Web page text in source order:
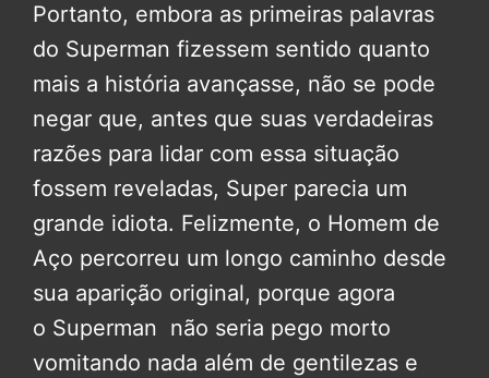
Portanto, embora as primeiras palavras
do Superman fizessem sentido quanto
mais a história avançasse, não se pode
negar que, antes que suas verdadeiras
razões para lidar com essa situação
fossem reveladas, Super parecia um
grande idiota. Felizmente, o Homem de
Aço percorreu um longo caminho desde
sua aparição original, porque agora
o Superman não seria pego morto
vomitando nada além de gentilezas e